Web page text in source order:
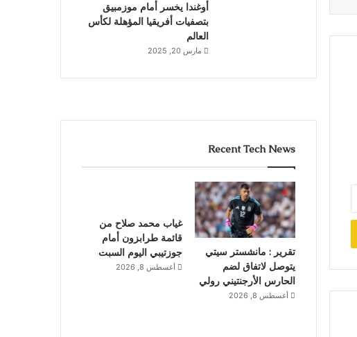
أوغندا يخسر أمام موزمبيق
بتصفيات أفريقيا المؤهلة لكأس
العالم
مارس 20, 2025
Recent Tech News
تقرير : مانشستر سيتي
يتوصل لاتفاق لضم
الحارس الأرجنتيني رولي
أغسطس 8, 2026
غياب محمد صلاح من
قائمة طرابزون أمام
جوزتيبي اليوم السبت
أغسطس 8, 2026